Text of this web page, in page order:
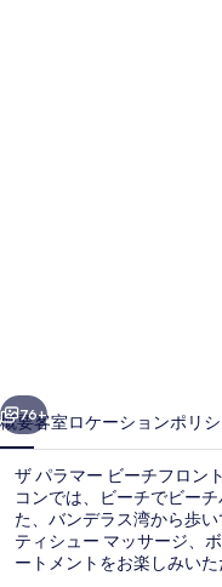
チ
フ
ロ
ン
ト
76+
概要客室ロケーションポリ
ザ パラマー ビーチフロン
コンでは、ビーチでビー
た、バンデラス湾から歩
ティシュー マッサージ、
ートメントをお楽しみい